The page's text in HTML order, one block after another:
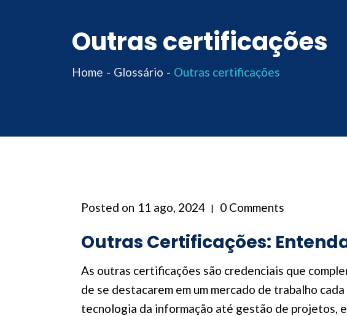
Outras certificações
Home Glossário Outras certificações
Posted on 11 ago, 2024 0 Comments
Outras Certificações:
As outras certificações são credenciais que
de se destacarem em um mercado de trabalho
tecnologia da informação até gestão de projetos,